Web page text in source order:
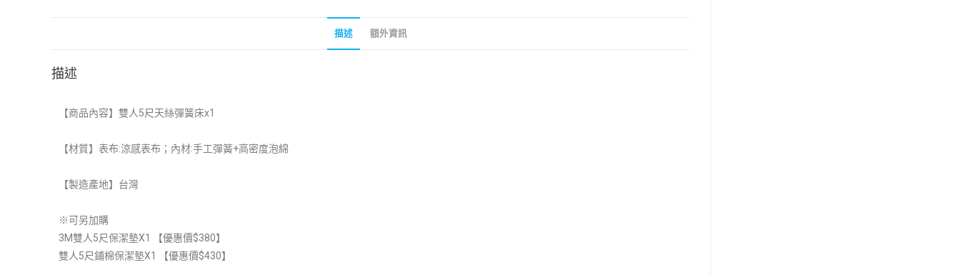
描述 額外資訊
描述
【商品內容】雙人5尺天絲彈簧床x1
【材質】表布:涼感表布；內材:手工彈簧+高密度泡綿
【製造產地】 台灣
※可另加購
3M雙人5尺保潔墊X1
【優惠價$380】
雙人5尺鋪棉保潔墊X1 【優惠價$430】